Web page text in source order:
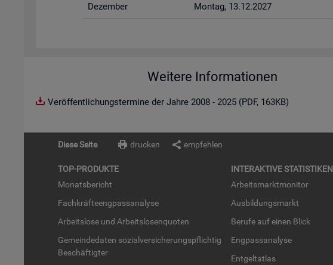
De­zem­ber Mon­tag, 13.12.2027
Weitere Informationen
Veröffentlichungstermine der Jahre 2008 - 2025 (PDF, 163KB)
Diese Seite drucken empfehlen
TOP-PRO­DUK­TE
Mo­nats­be­richt
Fach­kräf­te­eng­pass­ana­ly­se
Ar­beits­lo­se und Ar­beits­lo­sen­quo­ten
Ge­mein­de­da­ten so­zi­al­ver­si­che­rungs­pflich­tig
Be­schäf­tig­ter
IN­TER­AK­TI­VE STA­TIS­TI­KEN
Ar­beits­markt­mo­ni­tor
Aus­bil­dungs­markt
Be­ru­fe auf einen Blick
Eng­pass­ana­ly­se
Ent­gel­t­at­las